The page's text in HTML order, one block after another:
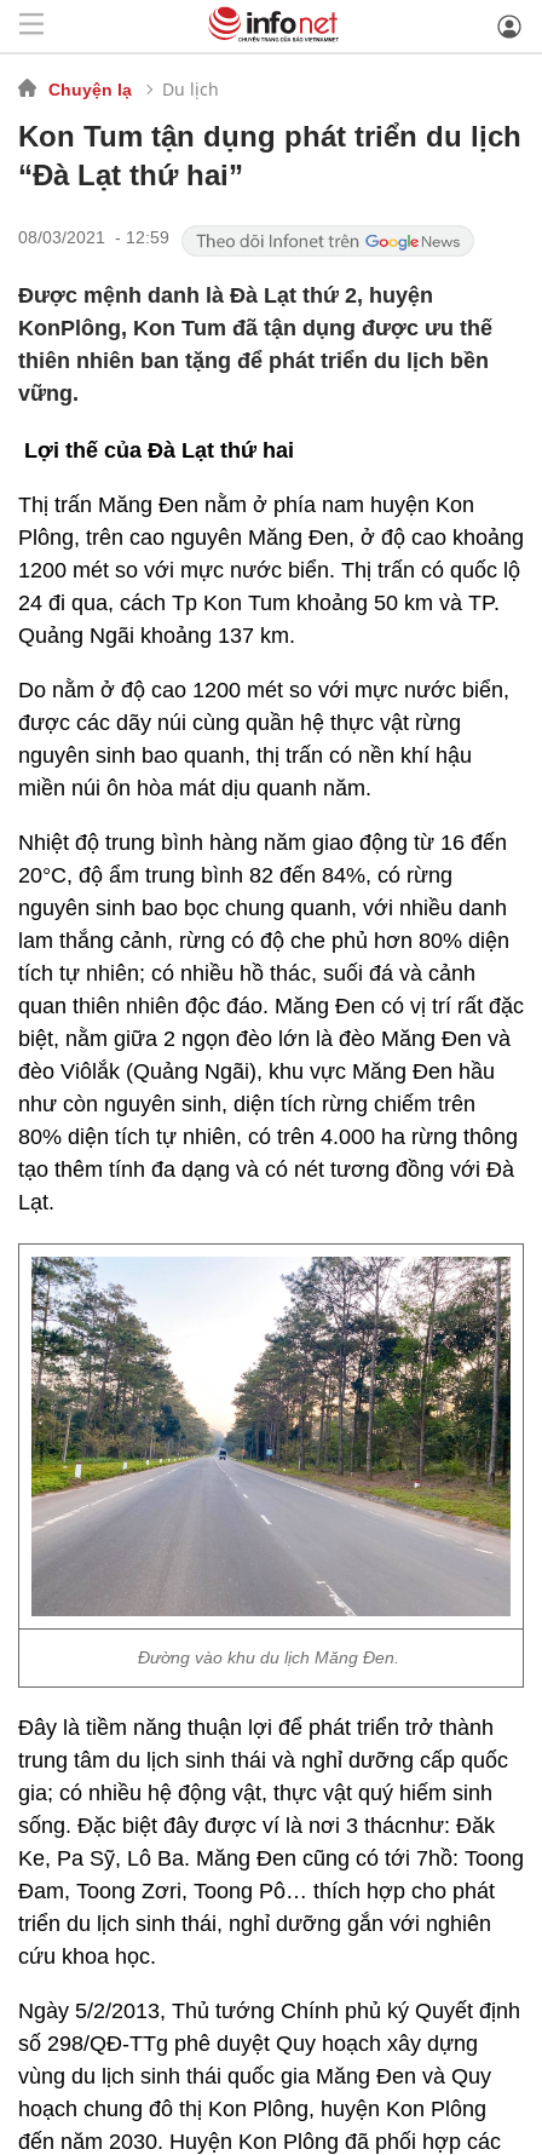
Chuyện lạ Du lịch
Kon Tum tận dụng phát triển du lịch
“Đà Lạt thứ hai”
08/03/2021 - 12:59
Được mệnh danh là Đà Lạt thứ 2, huyện
KonPlông, Kon Tum đã tận dụng được ưu thế
thiên nhiên ban tặng để phát triển du lịch bền
vững.
Lợi thế của Đà Lạt thứ hai
Thị trấn Măng Đen nằm ở phía nam huyện Kon
Plông, trên cao nguyên Măng Đen, ở độ cao khoảng
1200 mét so với mực nước biển. Thị trấn có quốc lộ
24 đi qua, cách Tp Kon Tum khoảng 50 km và TP.
Quảng Ngãi khoảng 137 km.
Do nằm ở độ cao 1200 mét so với mực nước biển,
được các dãy núi cùng quần hệ thực vật rừng
nguyên sinh bao quanh, thị trấn có nền khí hậu
miền núi ôn hòa mát dịu quanh năm.
Nhiệt độ trung bình hàng năm giao động từ 16 đến
20°C, độ ẩm trung bình 82 đến 84%, có rừng
nguyên sinh bao bọc chung quanh, với nhiều danh
lam thắng cảnh, rừng có độ che phủ hơn 80% diện
tích tự nhiên; có nhiều hồ thác, suối đá và cảnh
quan thiên nhiên độc đáo. Măng Đen có vị trí rất đặc
biệt, nằm giữa 2 ngọn đèo lớn là đèo Măng Đen và
đèo Viôlắk (Quảng Ngãi), khu vực Măng Đen hầu
như còn nguyên sinh, diện tích rừng chiếm trên
80% diện tích tự nhiên, có trên 4.000 ha rừng thông
tạo thêm tính đa dạng và có nét tương đồng với Đà
Lạt.
Đường vào khu du lịch Măng Đen.
Đây là tiềm năng thuận lợi để phát triển trở thành
trung tâm du lịch sinh thái và nghỉ dưỡng cấp quốc
gia; có nhiều hệ động vật, thực vật quý hiếm sinh
sống. Đặc biệt đây được ví là nơi 3 thácnhư: Đăk
Ke, Pa Sỹ, Lô Ba. Măng Đen cũng có tới 7hồ: Toong
Đam, Toong Zơri, Toong Pô… thích hợp cho phát
triển du lịch sinh thái, nghỉ dưỡng gắn với nghiên
cứu khoa học.
Ngày 5/2/2013, Thủ tướng Chính phủ ký Quyết định
số 298/QĐ-TTg phê duyệt Quy hoạch xây dựng
vùng du lịch sinh thái quốc gia Măng Đen và Quy
hoạch chung đô thị Kon Plông, huyện Kon Plông
đến năm 2030. Huyện Kon Plông đã phối hợp các